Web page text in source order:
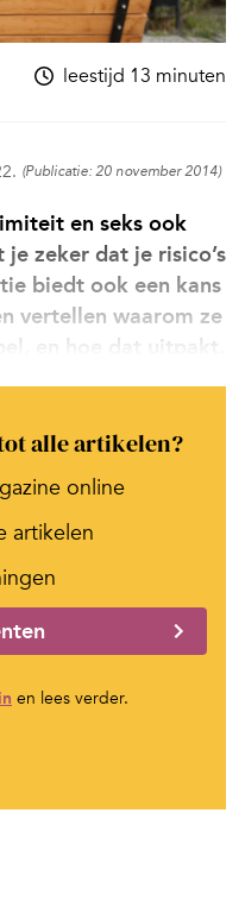
leestijd 13 minuten
(Publicatie: 20 november 2014)
en seks ook
zeker dat je risico’s
biedt ook een kans
vertellen waarom ze
en hoe dat uitpakt.
alle artikelen?
online
artikelen
en lees verder.